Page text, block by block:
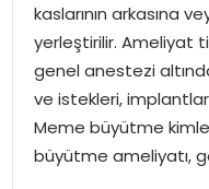
SIYASET
MAGAZIN
kaslarının arkasına
yerleştirilir. Ameliyat
genel anestezi
ve istekleri,
Meme büyütme
büyütme ameliyatı,